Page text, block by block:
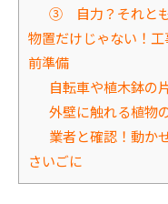
③ 自力？それと
物置だけじゃない！
前準備
自転車や植木鉢の
外壁に触れる植物
業者と確認！動か
さいごに